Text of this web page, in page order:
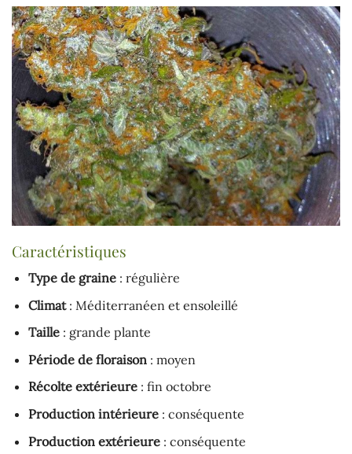
Caractéristiques
Type de graine: régulière
Climat: Méditerranéen et ensoleillé
Taille: grande plante
Période de floraison: moyen
Récolte extérieure: fin octobre
Production intérieure: conséquente
Production extérieure: conséquente